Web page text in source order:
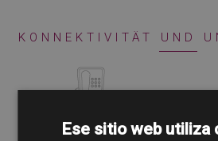
KONNEKTIVITÄT UND
Telefon *
Ese sitio web utiliza